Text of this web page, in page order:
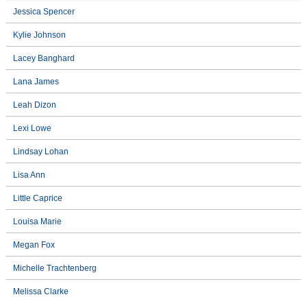
Jessica Spencer
Kylie Johnson
Lacey Banghard
Lana James
Leah Dizon
Lexi Lowe
Lindsay Lohan
Lisa Ann
Little Caprice
Louisa Marie
Megan Fox
Michelle Trachtenberg
Melissa Clarke